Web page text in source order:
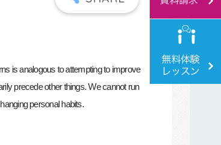
is analogous to attempting to improve
precede other things. We cannot run
personal habits.